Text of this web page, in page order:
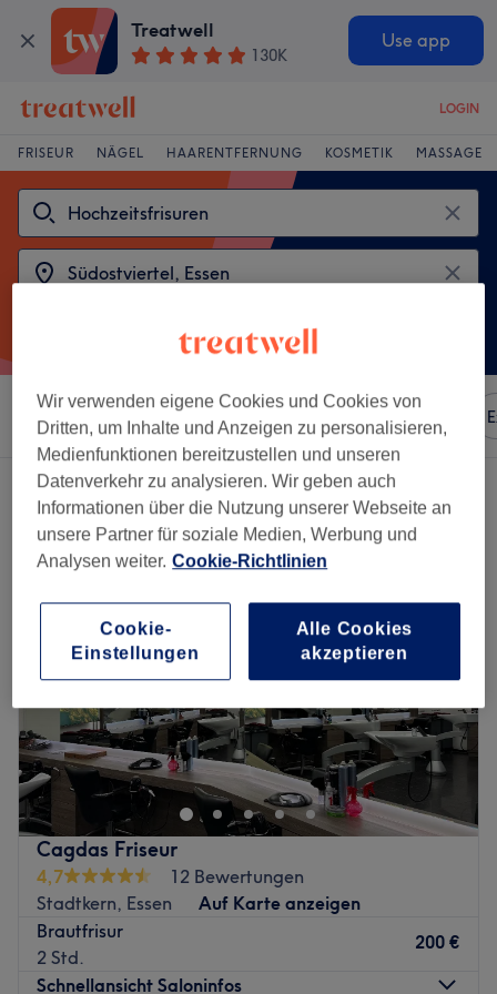
Treatwell
130K
Use app
LOGIN
FRISEUR NÄGEL HAARENTFERNUNG KOSMETIK MASSAGE
Sortieren nach Besonderheiten
2 Salons die anbieten:
hochzeitsfrisuren in der Nähe von Südostviertel, Essen
Cagdas Friseur
4,7
12 Bewertungen
Stadtkern, Essen
Auf Karte anzeigen
Brautfrisur
2 Std.
200 €
Schnellansicht Saloninfos
Wir verwenden eigene Cookies und Cookies von
Dritten, um Inhalte und Anzeigen zu personalisieren,
Medienfunktionen bereitzustellen und unseren
Datenverkehr zu analysieren. Wir geben auch
Informationen über die Nutzung unserer Webseite an
unsere Partner für soziale Medien, Werbung und
Analysen weiter. Cookie-Richtlinien
Cookie-
Einstellungen
Alle Cookies
akzeptieren